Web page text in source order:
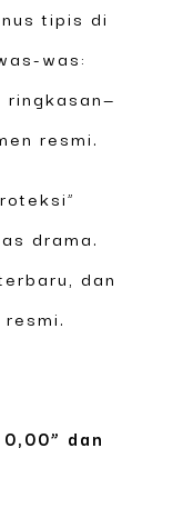
tipis di
was:
ringkasan—
resmi.
drama.
dan
dan